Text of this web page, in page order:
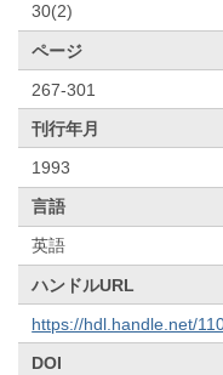
30(2)
ページ
267-301
刊行年月
1993
言語
英語
ハンドルURL
https://hdl.handle.net/
DOI